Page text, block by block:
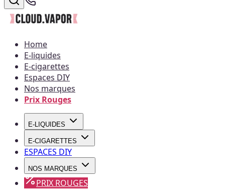
Home
E-liquides
E-cigarettes
Espaces DIY
Nos marques
Prix Rouges
E-LIQUIDES
E-CIGARETTES
ESPACES DIY
NOS MARQUES
PRIX ROUGES